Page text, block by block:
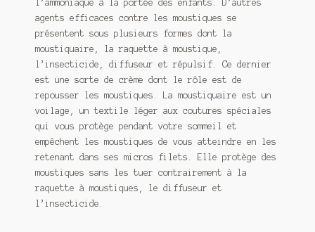
l’ammoniaque à la portée des enfants. D’autres
agents efficaces contre les moustiques se
présentent sous plusieurs formes dont la
moustiquaire, la raquette à moustique,
l’insecticide, diffuseur et répulsif. Ce dernier
est une sorte de crème dont le rôle est de
repousser les moustiques. La moustiquaire est un
voilage, un textile léger aux coutures spéciales
qui vous protège pendant votre sommeil et
empêchent les moustiques de vous atteindre en les
retenant dans ses micros filets. Elle protège des
moustiques sans les tuer contrairement à la
raquette à moustiques, le diffuseur et
l’insecticide.